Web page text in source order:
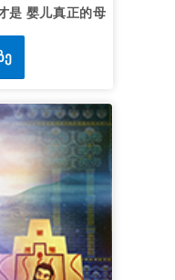
是 婴儿真正的母
揭开真相。孩子
定要提前观看本
对年幼的孩子来
更加平和。另外
。
慧；知识和聪明
)